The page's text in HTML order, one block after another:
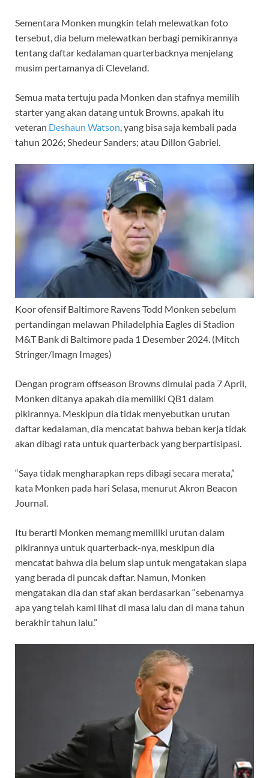
Sementara Monken mungkin telah melewatkan foto
tersebut, dia belum melewatkan berbagi pemikirannya
tentang daftar kedalaman quarterbacknya menjelang
musim pertamanya di Cleveland.
Semua mata tertuju pada Monken dan stafnya memilih
starter yang akan datang untuk Browns, apakah itu
veteran Deshaun Watson, yang bisa saja kembali pada
tahun 2026; Shedeur Sanders; atau Dillon Gabriel.
Koor ofensif Baltimore Ravens Todd Monken sebelum
pertandingan melawan Philadelphia Eagles di Stadion
M&T Bank di Baltimore pada 1 Desember 2024. (Mitch
Stringer/Imagn Images)
Dengan program offseason Browns dimulai pada 7 April,
Monken ditanya apakah dia memiliki QB1 dalam
pikirannya. Meskipun dia tidak menyebutkan urutan
daftar kedalaman, dia mencatat bahwa beban kerja tidak
akan dibagi rata untuk quarterback yang berpartisipasi.
“Saya tidak mengharapkan reps dibagi secara merata,”
kata Monken pada hari Selasa, menurut Akron Beacon
Journal.
Itu berarti Monken memang memiliki urutan dalam
pikirannya untuk quarterback-nya, meskipun dia
mencatat bahwa dia belum siap untuk mengatakan siapa
yang berada di puncak daftar. Namun, Monken
mengatakan dia dan staf akan berdasarkan “sebenarnya
apa yang telah kami lihat di masa lalu dan di mana tahun
berakhir tahun lalu.”